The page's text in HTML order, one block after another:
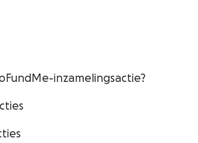
inzamelingsactie?